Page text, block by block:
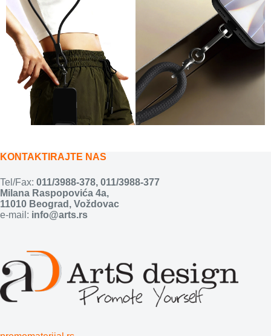
KONTAKTIRAJTE NAS
Tel/Fax: 011/3988-378, 011/3988-377
Milana Raspopovića 4a,
11010 Beograd, Voždovac
e-mail: info@arts.rs